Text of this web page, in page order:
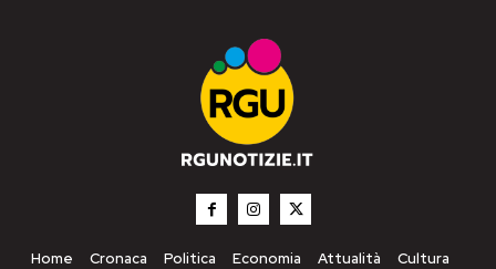
Home Cronaca Politica Economia Attualità
Cultura